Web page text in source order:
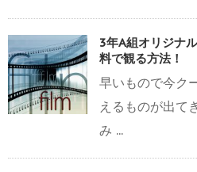
3年A組オリジナ
料で観る方法！
早いもので今ク
えるものが出て
み ...